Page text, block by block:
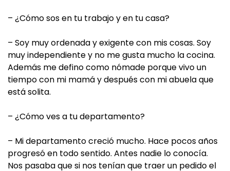
– ¿Cómo sos en tu trabajo y en tu casa?
– Soy muy ordenada y exigente con mis cosas. Soy
muy independiente y no me gusta mucho la cocina.
Además me defino como nómade porque vivo un
tiempo con mi mamá y después con mi abuela que
está solita.
– ¿Cómo ves a tu departamento?
– Mi departamento creció mucho. Hace pocos años
progresó en todo sentido. Antes nadie lo conocía.
Nos pasaba que si nos tenían que traer un pedido el